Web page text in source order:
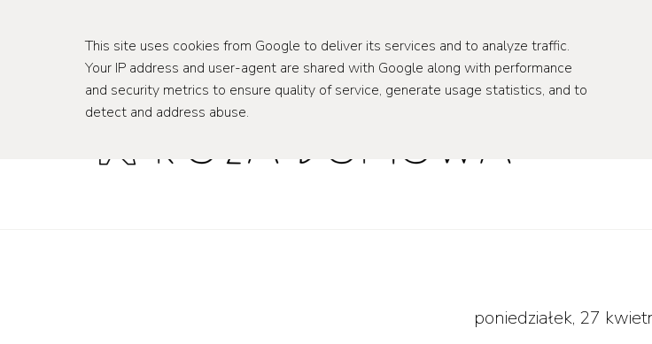
poniedziałek, 27
This site uses cookies from Google to deliver its services and to analyze traffic.
Your IP address and user-agent are shared with Google along with performance
and security metrics to ensure quality of service, generate usage statistics, and to
detect and address abuse.